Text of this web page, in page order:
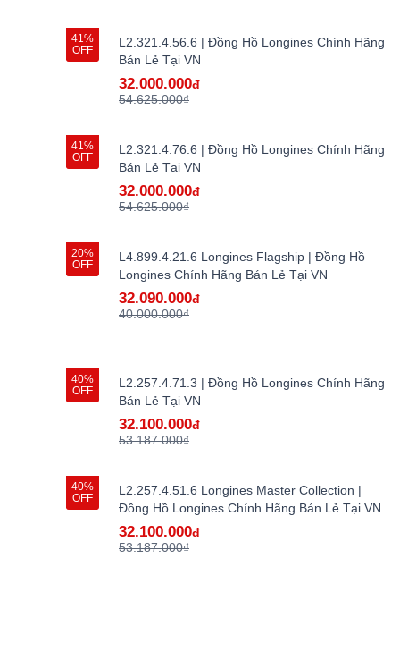
41%
OFF
L2.321.4.56.6 | Đồng Hồ Longines Chính Hãng
Bán Lẻ Tại VN
32.000.000đ
54.625.000₫
41%
OFF
L2.321.4.76.6 | Đồng Hồ Longines Chính Hãng
Bán Lẻ Tại VN
32.000.000đ
54.625.000₫
20%
OFF
L4.899.4.21.6 Longines Flagship | Đồng Hồ
Longines Chính Hãng Bán Lẻ Tại VN
32.090.000đ
40.000.000₫
40%
OFF
L2.257.4.71.3 | Đồng Hồ Longines Chính Hãng
Bán Lẻ Tại VN
32.100.000đ
53.187.000₫
40%
OFF
L2.257.4.51.6 Longines Master Collection |
Đồng Hồ Longines Chính Hãng Bán Lẻ Tại VN
32.100.000đ
53.187.000₫